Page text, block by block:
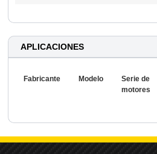
APLICACIONES
Fabricante Modelo
Serie de
motores